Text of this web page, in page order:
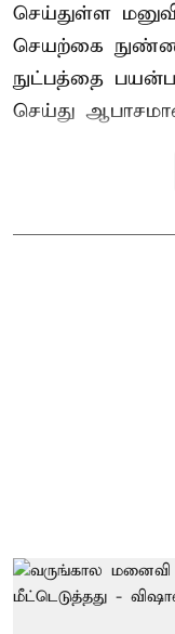
செய்துள்ள
செயற்கை
நுட்பத்தை
செய்து